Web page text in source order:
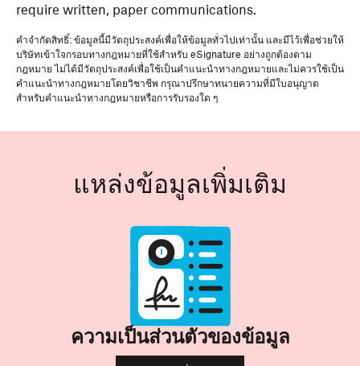
require written, paper communications.
คำจำกัดสิทธิ์: ข้อมูลนี้มีวัตถุประสงค์เพื่อให้ข้อมูลทั่วไปเท่านั้น และมีไว้เพื่อช่วยให้
บริษัทเข้าใจกรอบทางกฎหมายที่ใช้สำหรับ eSignature อย่างถูกต้องตาม
กฎหมาย ไม่ได้มีวัตถุประสงค์เพื่อใช้เป็นคำแนะนำทางกฎหมายและไม่ควรใช้เป็น
คำแนะนำทางกฎหมายโดยวิชาชีพ กรุณาปรึกษาทนายความที่มีใบอนุญาต
สำหรับคำแนะนำทางกฎหมายหรือการรับรองใด ๆ
แหล่งข้อมูลเพิ่มเติม
ความเป็นส่วนตัวของข้อมูล